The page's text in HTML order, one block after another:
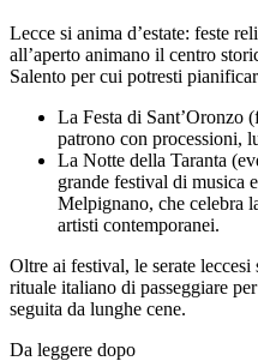
Lecce si anima d’estate: feste
all’aperto animano il centro
Salento per cui potresti
La Festa di Sant’Oronzo
patrono con processioni,
La Notte della Taranta
grande festival di musica
Melpignano, che celebra
artisti contemporanei.
Oltre ai festival, le serate
rituale italiano di passeggiare
seguita da lunghe cene.
Da leggere dopo